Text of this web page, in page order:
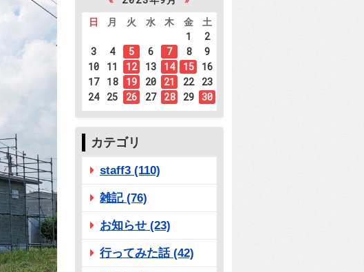
日 月 火 水 木 金
土
1
2
3
4 5 6 7 8
9
10
11 12 13 14 15
16
17
18 19 20 21 22
23
24
25 26 27 28 29 30
カテゴリ
staff3 (110)
雑記 (76)
お知らせ (23)
行ってみた話 (42)